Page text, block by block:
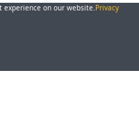
on our website. Privacy